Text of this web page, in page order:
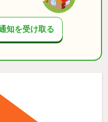
知を受け取る